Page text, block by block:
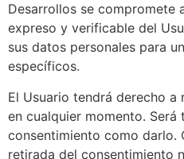
Desarrollos se compromete
expreso y verificable del
sus datos personales para
específicos.
El Usuario tendrá derecho
en cualquier momento.
consentimiento como darlo.
retirada del consentimiento